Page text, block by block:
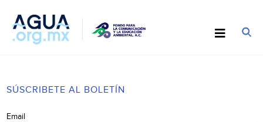
SÚSCRIBETE AL BOLETÍN
Email